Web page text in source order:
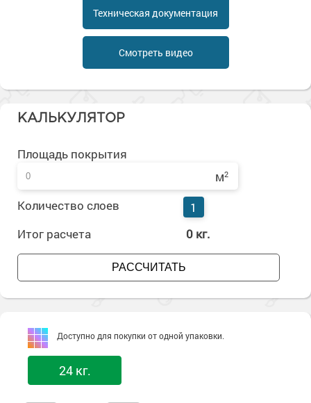
Техническая документация
Смотреть видео
КАЛЬКУЛЯТОР
Площадь покрытия
м2
Количество слоев
1
Итог расчета
0 кг.
РАССЧИТАТЬ
Доступно для покупки от одной упаковки.
24 кг.